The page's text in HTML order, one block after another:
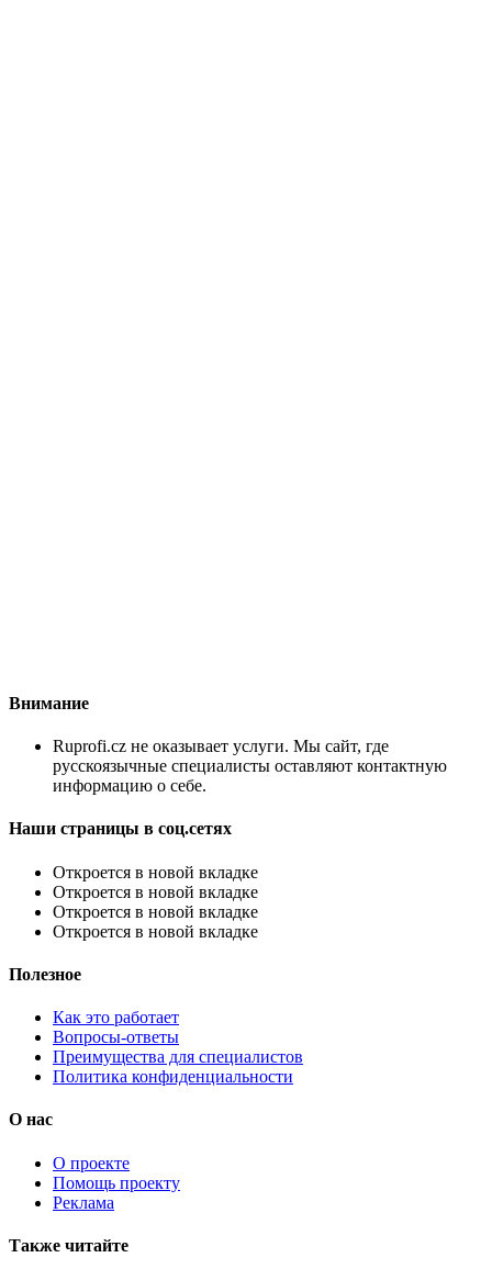
Внимание
Ruprofi.cz не оказывает услуги. Мы сайт, где
русскоязычные специалисты оставляют контактную
информацию о себе.
Наши страницы в соц.сетях
Откроется в новой вкладке
Откроется в новой вкладке
Откроется в новой вкладке
Откроется в новой вкладке
Полезное
Как это работает
Вопросы-ответы
Преимущества для специалистов
Политика конфиденциальности
О нас
О проекте
Помощь проекту
Реклама
Также читайте